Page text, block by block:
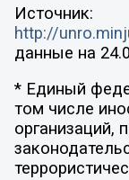
Источник:
http://
данные на
* Единый
том числе
организаций,